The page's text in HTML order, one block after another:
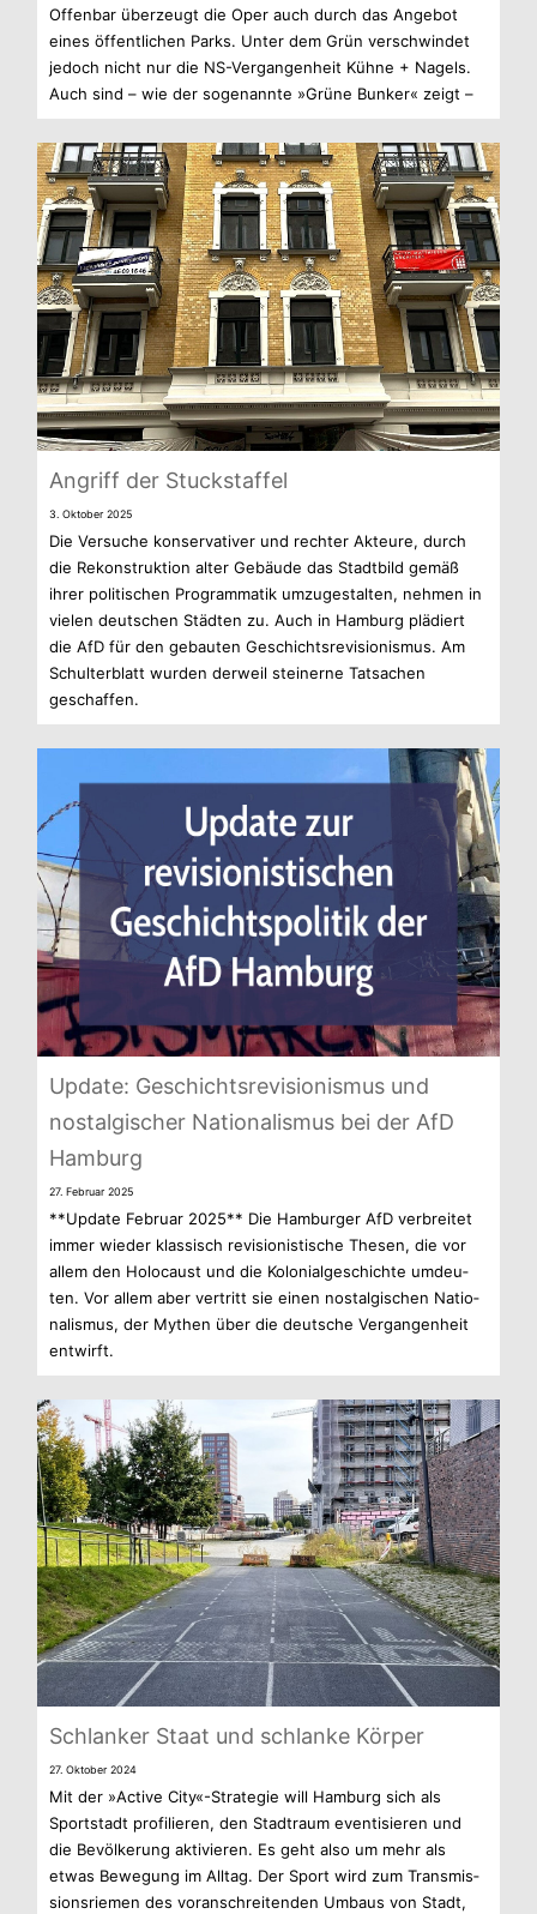
Offen­bar über­zeugt die Oper auch durch das Ange­bot
eines öffent­li­chen Parks. Unter dem Grün ver­schwin­det
jedoch nicht nur die NS-Vergangenheit Kühne + Nagels.
Auch sind – wie der soge­nannte »Grüne Bun­ker« zeigt –
Angriff der Stuckstaffel
3. Okto­ber 2025
Die Ver­su­che kon­ser­va­ti­ver und rech­ter Akteure, durch
die Rekon­struk­tion alter Gebäude das Stadt­bild gemäß
ihrer poli­ti­schen Pro­gram­ma­tik umzu­ge­stal­ten, neh­men in
vie­len deut­schen Städ­ten zu. Auch in Ham­burg plä­diert
die AfD für den gebau­ten Geschichts­re­vi­sio­nis­mus. Am
Schul­ter­blatt wur­den der­weil stei­nerne Tat­sa­chen
geschaffen.
Update: Geschichts­re­vi­sio­nis­mus und
nost­al­gi­scher Natio­na­lis­mus bei der AfD
Hamburg
27. Februar 2025
**Update Februar 2025** Die Ham­bur­ger AfD ver­brei­tet
immer wie­der klas­sisch revi­sio­nis­ti­sche The­sen, die vor
allem den Holo­caust und die Kolo­ni­al­ge­schichte umdeu­
ten. Vor allem aber ver­tritt sie einen nost­al­gi­schen Natio­
na­lis­mus, der Mythen über die deut­sche Ver­gan­gen­heit
entwirft.
Schlan­ker Staat und schlanke Körper
27. Okto­ber 2024
Mit der »Active City«-Strategie will Ham­burg sich als
Sport­stadt pro­fi­lie­ren, den Stadt­raum even­ti­sie­ren und
die Bevöl­ke­rung akti­vie­ren. Es geht also um mehr als
etwas Bewe­gung im All­tag. Der Sport wird zum Trans­mis­
si­ons­rie­men des vor­an­schrei­ten­den Umbaus von Stadt,